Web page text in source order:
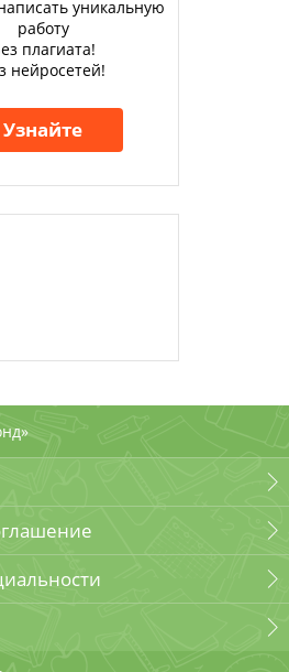
уникальную
работу
плагиата!
нейросетей!
Узнайте